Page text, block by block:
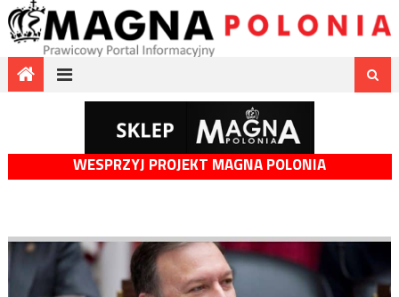
WESPRZYJ PROJEKT MAGNA POLONIA